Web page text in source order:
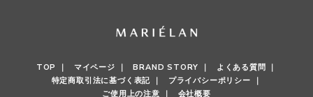
TOP ｜ マイページ ｜ BRAND STORY ｜
よくある質問 ｜
特定商取引法に基づく表記 ｜
プライバシーポリシー ｜
ご使用上の注意 ｜
会社概要